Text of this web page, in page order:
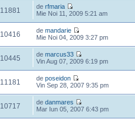
11881 de rfmaria
Mie Noi 11, 2009 5:21 am
10416 de mandarie
Mie Noi 04, 2009 3:27 pm
10445 de marcus33
Vin Aug 07, 2009 6:19 pm
11181 de poseidon
Vin Sep 28, 2007 9:35 pm
10717 de danmares
Mar Iun 05, 2007 6:43 pm